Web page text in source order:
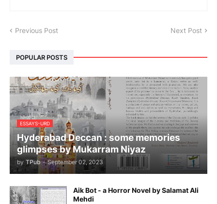
Previous Post Next Post
POPULAR POSTS
ESSAYS-URD
Hyderabad Deccan : some memories
glimpses by Mukarram Niyaz
by TPub - September 02, 2023
Aik Bot - a Horror Novel by Salamat Ali
Mehdi